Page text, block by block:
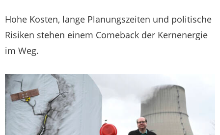
Hohe Kosten, lange Planungszeiten und politische
Risiken stehen einem Comeback der Kernenergie
im Weg.